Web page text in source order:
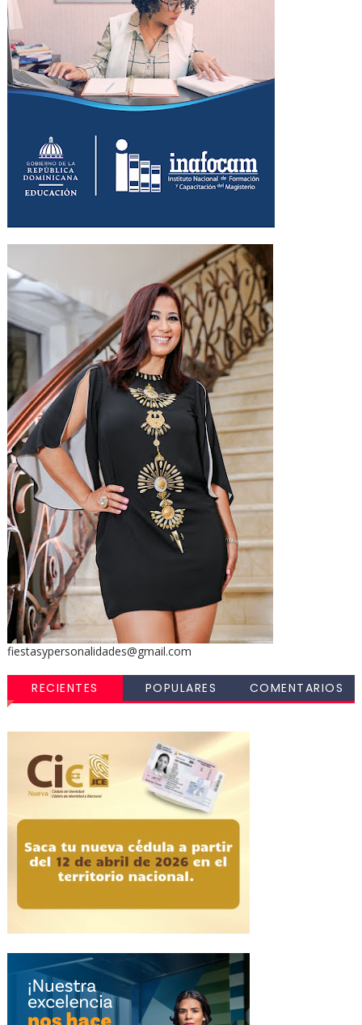
fiestasypersonalidades@gmail.com
RECIENTES POPULARES COMENTARIOS